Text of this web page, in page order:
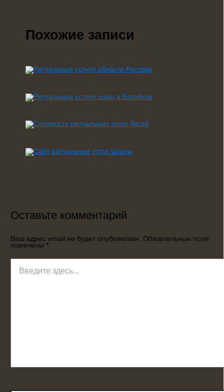
Похожие записи
Оставьте комментарий
Ваш адрес email не будет опубликован.
Обязательные поля
помечены *
здесь...